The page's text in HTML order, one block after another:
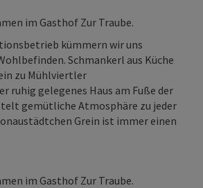
im Gasthof Zur Traube.
kümmern wir uns
Schmankerl aus Küche
zu Mühlviertler
ruhig gelegenes Haus am Fuße der
gemütliche Atmosphäre zu jeder
Grein ist immer einen
im Gasthof Zur Traube.